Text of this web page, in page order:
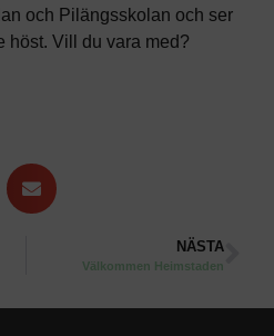
och Pilängsskolan och ser
höst. Vill du vara med?
NÄSTA
Välkommen Heimstaden